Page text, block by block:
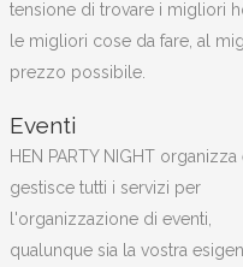
tensione di trovare i migliori
le migliori cose da fare, al
prezzo possibile.
Eventi
HEN PARTY NIGHT organizza
gestisce tutti i servizi per
l'organizzazione di eventi,
qualunque sia la vostra